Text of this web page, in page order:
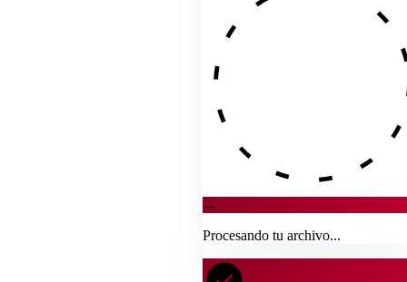
→
Procesando tu archivo...